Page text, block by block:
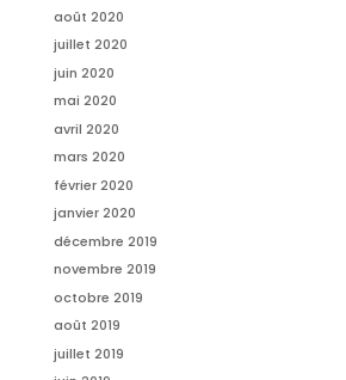
août 2020
juillet 2020
juin 2020
mai 2020
avril 2020
mars 2020
février 2020
janvier 2020
décembre 2019
novembre 2019
octobre 2019
août 2019
juillet 2019